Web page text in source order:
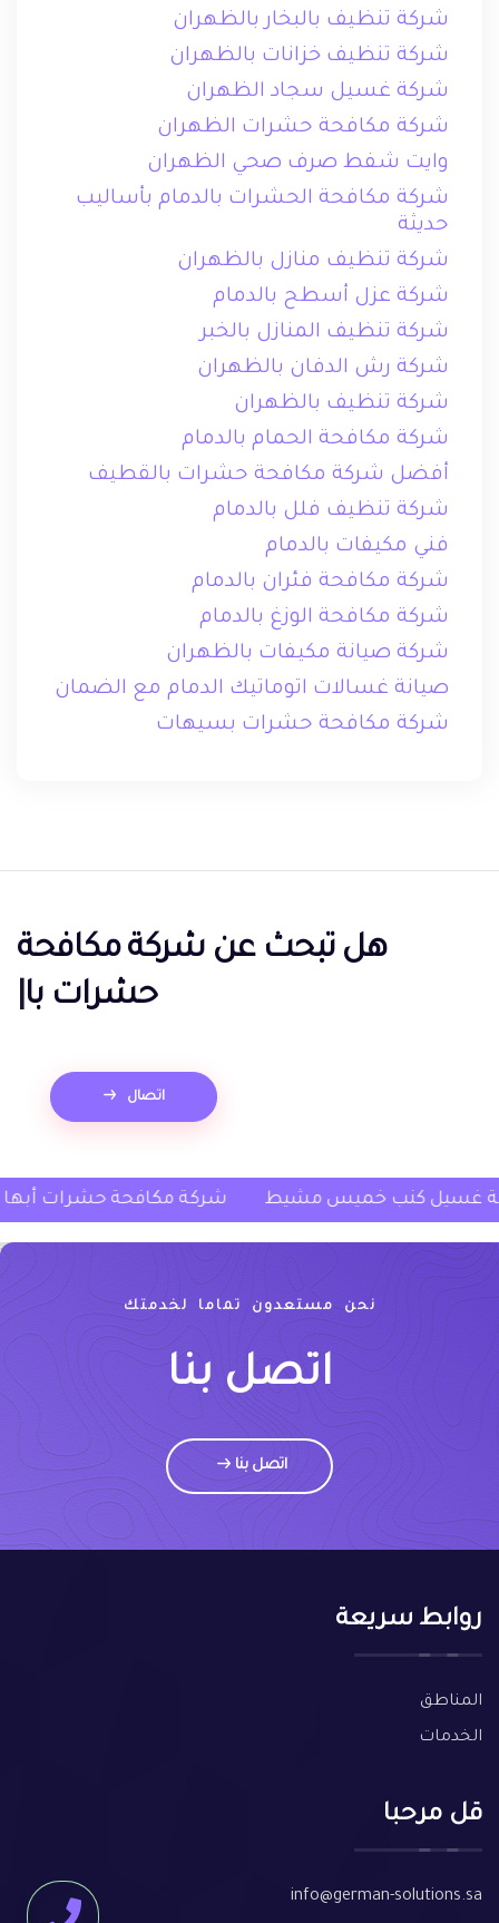
شركة تنظيف بالبخار بالظهران
شركة تنظيف خزانات بالظهران
شركة غسيل سجاد الظهران
شركة مكافحة حشرات الظهران
وايت شفط صرف صحي الظهران
شركة مكافحة الحشرات بالدمام بأساليب
حديثة
شركة تنظيف منازل بالظهران
شركة عزل أسطح بالدمام
شركة تنظيف المنازل بالخبر
شركة رش الدفان بالظهران
شركة تنظيف بالظهران
شركة مكافحة الحمام بالدمام
أفضل شركة مكافحة حشرات بالقطيف
شركة تنظيف فلل بالدمام
فني مكيفات بالدمام
شركة مكافحة فئران بالدمام
شركة مكافحة الوزغ بالدمام
شركة صيانة مكيفات بالظهران
صيانة غسالات اتوماتيك الدمام مع الضمان
شركة مكافحة حشرات بسيهات
هل تبحث عنشركة مكافحة
حشرات بالدمام؟
اتصال
شركة غسيل كنب خميس مشيط شركة مكافحة
نحن مستعدون تماما لخدمتك
اتصل بنا
اتصل بنا
روابط سريعة
المناطق
الخدمات
قل مرحبا
info@german-solutions.sa